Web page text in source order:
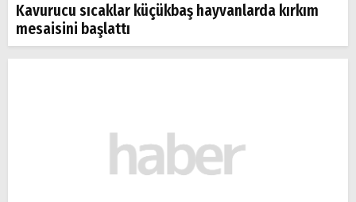
Kavurucu sıcaklar küçükbaş hayvanlarda kırkım
mesaisini başlattı